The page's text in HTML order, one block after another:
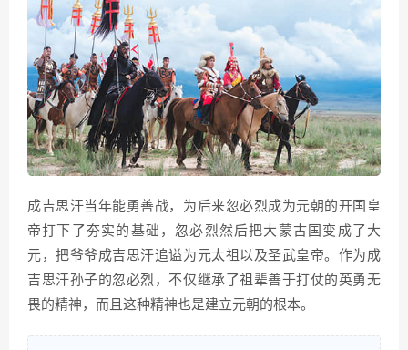
成吉思汗当年能勇善战，为后来忽必烈成为元朝的开国皇
帝打下了夯实的基础，忽必烈然后把大蒙古国变成了大
元，把爷爷成吉思汗追谥为元太祖以及圣武皇帝。作为成
吉思汗孙子的忽必烈，不仅继承了祖辈善于打仗的英勇无
畏的精神，而且这种精神也是建立元朝的根本。